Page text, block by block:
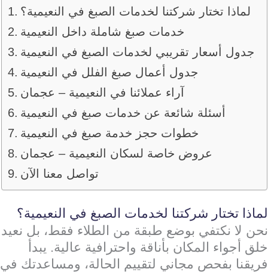
لماذا تختار شركتنا لخدمات الصبغ في النعيمية؟
خدمات صبغ شاملة داخل النعيمية
جدول أسعار تقريبي لخدمات الصبغ في النعيمية
جدول أعمال صبغ الفلل في النعيمية
آراء عملائنا في النعيمية – عجمان
أسئلة شائعة عن خدمات صبغ في النعيمية
خطوات حجز خدمة صبغ في النعيمية
عروض خاصة لسكان النعيمية – عجمان
تواصل معنا الآن
لماذا تختار شركتنا لخدمات الصبغ في النعيمية؟
نحن لا نكتفي بوضع طبقة من الطلاء فقط، بل نعيد
خلق أجواء المكان بأناقة واحترافية عالية. يبدأ
فريقنا بفحص مجاني لتقييم الحالة، ومساعدتك في